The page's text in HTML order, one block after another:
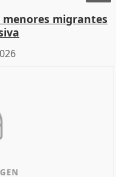
menores migrantes